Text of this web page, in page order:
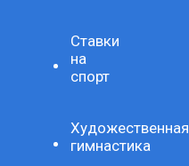
Ставки
на
спорт
Художественная
гимнастика